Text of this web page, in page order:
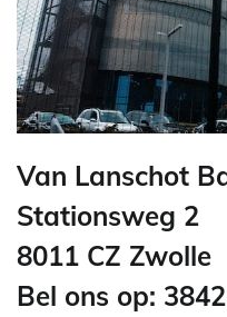
Van Lanschot
Stationsweg 2
8011 CZ Zwolle
Bel ons op: